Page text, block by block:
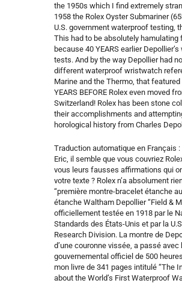
the 1950s which I find extremely
1958 the Rolex Oyster Submariner
U.S. government waterproof testing,
This had to be absolutely hamulating
because 40 YEARS earlier
tests. And by the way Depollier had
different waterproof wristwatch
Marine and the Thermo, that
YEARS BEFORE Rolex even moved
Switzerland! Rolex has been stone
their accomplishments and
horological history from Charles
Traduction automatique en Français :
Eric, il semble que vous couvriez
vous leurs fausses affirmations qui
votre texte ? Rolex n’a absolument
“première montre-bracelet étanche
étanche Waltham Depollier “Field &
officiellement testée en 1918 par le
Standards des États-Unis et par la
Research Division. La montre de
d’une couronne vissée, a passé avec
gouvernemental officiel de 500
mon livre de 341 pages intitulé “The
about the World’s First Waterproof